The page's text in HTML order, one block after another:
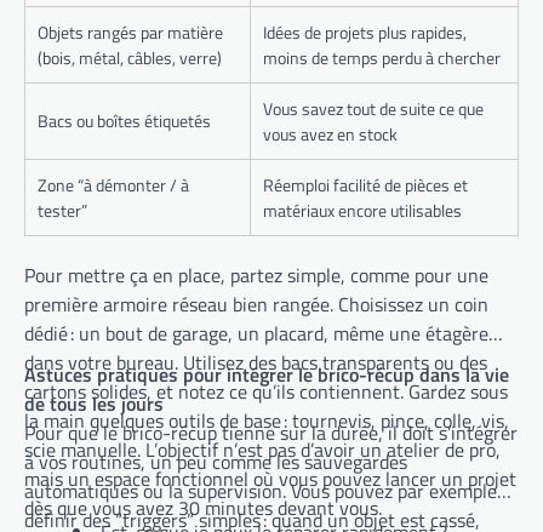
Objets rangés par matière
(bois, métal, câbles, verre)
Idées de projets plus rapides,
moins de temps perdu à chercher
Bacs ou boîtes étiquetés
Vous savez tout de suite ce que
vous avez en stock
Zone “à démonter / à
tester”
Réemploi facilité de pièces et
matériaux encore utilisables
Pour mettre ça en place, partez simple, comme pour une
première armoire réseau bien rangée. Choisissez un coin
dédié : un bout de garage, un placard, même une étagère
dans votre bureau. Utilisez des bacs transparents ou des
cartons solides, et notez ce qu’ils contiennent. Gardez sous
la main quelques outils de base : tournevis, pince, colle, vis,
scie manuelle. L’objectif n’est pas d’avoir un atelier de pro,
mais un espace fonctionnel où vous pouvez lancer un projet
dès que vous avez 30 minutes devant vous.
Astuces pratiques pour intégrer le brico-récup dans la vie
de tous les jours
Pour que le brico-récup tienne sur la durée, il doit s’intégrer
à vos routines, un peu comme les sauvegardes
automatiques ou la supervision. Vous pouvez par exemple
définir des “triggers” simples : quand un objet est cassé,